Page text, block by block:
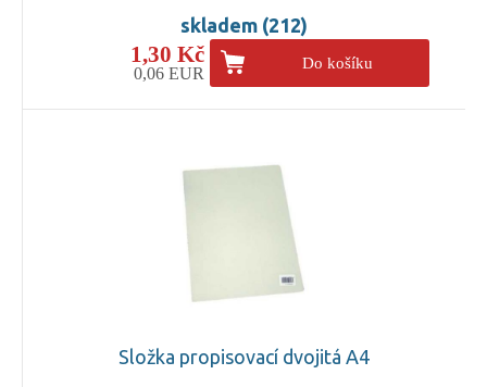
skladem (212)
1,30 Kč
0,06 EUR
Do košíku
Složka propisovací dvojitá A4